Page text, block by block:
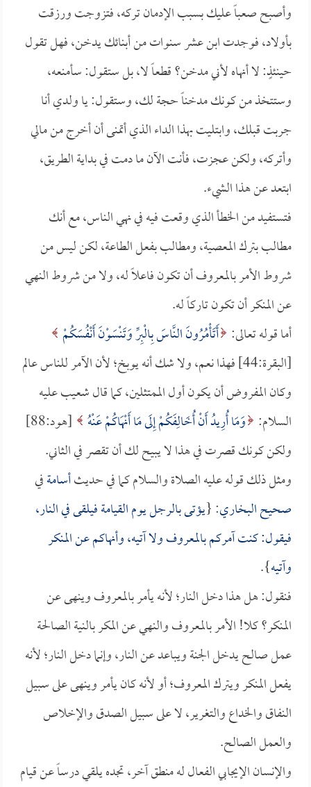
وأصبح صعباً عليك بسبب الإدمان تركه، فتزوجت ورزقت
بأولاد، فوجدت ابن عشر سنوات من أبنائك يدخن، فهل تقول
حينئذٍ: لا أنهاه لأني مدخن؟ قطعاً لا، بل ستقول: سأمنعه،
وستتخذ من كونك مدخناً حجة لك، وستقول: يا ولدي أنا
جربت قبلك، وابتليت بهذا الداء الذي أتمنى أن أخرج من مالي
وأتركه، ولكن عجزت، فأنت الآن ما دمت في بداية الطريق،
ابتعد عن هذا الشيء.
فتستفيد من الخطأ الذي وقعت فيه في نهي الناس، مع أنك
مطالب بترك المعصية، ومطالب بفعل الطاعة، لكن ليس من
شروط الأمر بالمعروف أن تكون فاعلاً له، ولا من شروط النهي
عن المنكر أن تكون تاركاً له.
أما قوله تعالى: أَتَأْمُرُونَ النَّاسَ بِالْبِرِّ وَتَنْسَوْنَ أَنْفُسَكُمْ
[البقرة:44] فهذا نعم، ولا شك أنه يوبخ؛ لأن الآمر للناس عالم
وكان المفروض أن يكون أول الممتثلين، كما قال شعيب عليه
السلام: وَمَا أُرِيدُ أَنْ أُخَالِفَكُمْ إِلَى مَا أَنْهَاكُمْ عَنْهُ
[هود:88]
ولكن كونك قصرت في هذا لا يبيح لك أن تقصر في الثاني.
ومثل ذلك قوله عليه الصلاة والسلام كما في حديثأسامةفي
صحيح البخاري: {يؤتى بالرجل يوم القيامة فيلقى في النار،
فيقول: كنت آمركم بالمعروف ولا آتيه، وأنهاكم عن المنكر
وآتيه}.
فنقول: هل هذا دخل النار؛ لأنه يأمر بالمعروف وينهى عن
المنكر؟ كلا! الأمر بالمعروف والنهي عن المكر بالنية الصالحة
عمل صالح يدخل الجنة ويباعد عن النار، وإنما دخل النار؛ لأنه
يفعل المنكر ويترك المعروف؛ أو لأنه كان يأمر وينهى على سبيل
النفاق والخداع والتغرير، لا على سبيل الصدق والإخلاص
والعمل الصالح.
والإنسان الإيجابي الفعال له منطق آخر، تجده يلقي درساً عن قيام